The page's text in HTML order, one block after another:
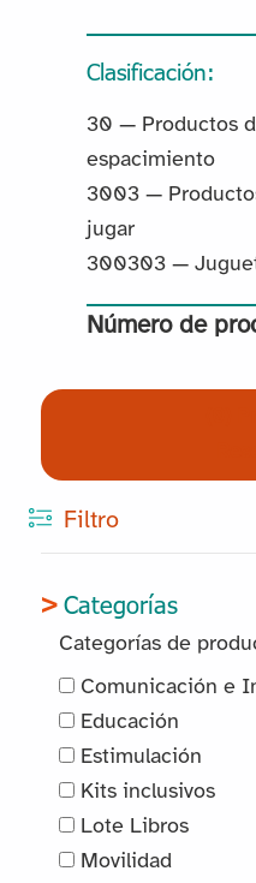
Clasificación:
30 — Productos
espacimiento
3003 —
jugar
300303 —
Número de
Filtro
Categorías
Categorías de
Comunicación e
Educación
Estimulación
Kits inclusivos
Lote Libros
Movilidad